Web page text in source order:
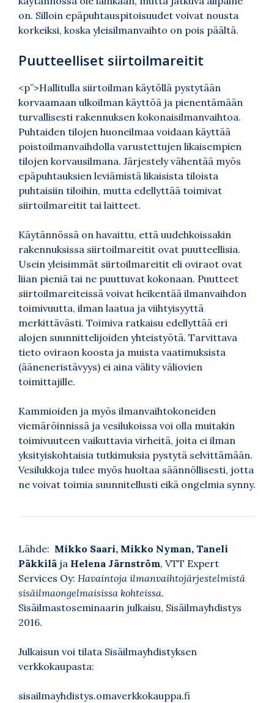
on. Silloin epäpuhtauspitoisuudet voivat nousta
korkeiksi, koska yleisilmanvaihto on pois päältä.
Puutteelliset siirtoilmareitit
<p”>Hallitulla siirtoilman käytöllä pystytään
korvaamaan ulkoilman käyttöä ja pienentämään
turvallisesti rakennuksen kokonaisilmanvaihtoa.
Puhtaiden tilojen huoneilmaa voidaan käyttää
poistoilmanvaihdolla varustettujen likaisempien
tilojen korvausilmana. Järjestely vähentää myös
epäpuhtauksien leviämistä likaisista tiloista
puhtaisiin tiloihin, mutta edellyttää toimivat
siirtoilmareitit tai laitteet.
Käytännössä on havaittu, että uudehkoissakin
rakennuksissa siirtoilmareitit ovat puutteellisia.
Usein yleisimmät siirtoilmareitit eli oviraot ovat
liian pieniä tai ne puuttuvat kokonaan. Puutteet
siirtoilmareiteissä voivat heikentää ilmanvaihdon
toimivuutta, ilman laatua ja viihtyisyyttä
merkittävästi. Toimiva ratkaisu edellyttää eri
alojen suunnittelijoiden yhteistyötä. Tarvittava
tieto oviraon koosta ja muista vaatimuksista
(ääneneristävyys) ei aina välity väliovien
toimittajille.
Kammioiden ja myös ilmanvaihtokoneiden
viemäröinnissä ja vesilukoissa voi olla muitakin
toimivuuteen vaikuttavia virheitä, joita ei ilman
yksityiskohtaisia tutkimuksia pystytä selvittämään.
Vesilukkoja tulee myös huoltaa säännöllisesti, jotta
ne voivat toimia suunnitellusti eikä ongelmia synny.
Lähde: Mikko Saari, Mikko Nyman, Taneli
Päkkilä ja Helena Järnström, VTT Expert
Services Oy: Havaintoja ilmanvaihtojärjestelmistä
sisäilmaongelmaisissa kohteissa.
Sisäilmastoseminaarin julkaisu, Sisäilmayhdistys
2016.
Julkaisun voi tilata Sisäilmayhdistyksen
verkkokaupasta:
sisailmayhdistys.omaverkkokauppa.fi